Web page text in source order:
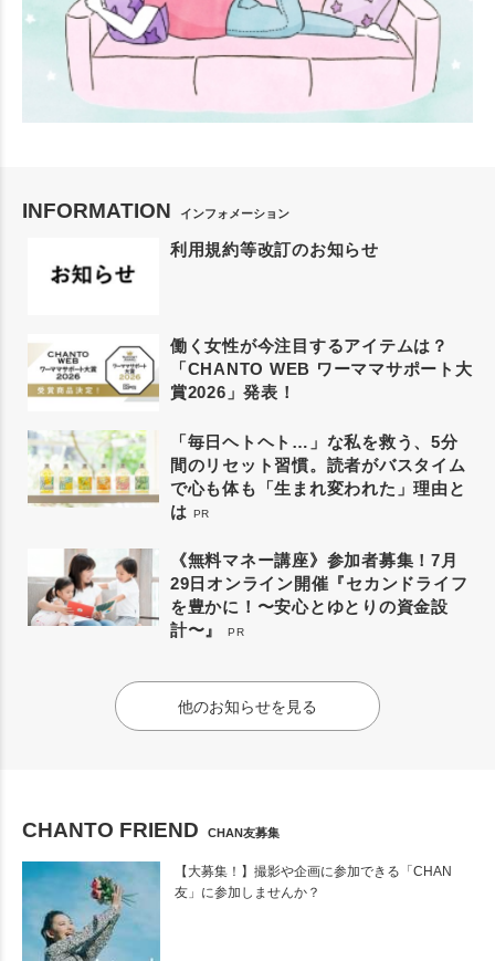
INFORMATION インフォメーション
利用規約等改訂のお知らせ
働く女性が今注目するアイテムは？
「CHANTO WEB ワーママサポート大
賞2026」発表！
「毎日ヘトヘト…」な私を救う、5分
間のリセット習慣。読者がバスタイム
で心も体も「生まれ変われた」理由と
は PR
《無料マネー講座》参加者募集！7月
29日オンライン開催『セカンドライフ
を豊かに！〜安心とゆとりの資金設
計〜』
PR
他のお知らせを見る
CHANTO FRIEND CHAN友募集
【大募集！】撮影や企画に参加できる「CHAN
友」に参加しませんか？